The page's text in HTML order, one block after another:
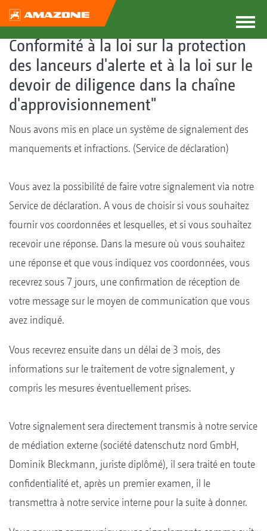
Conformité à la loi sur la protection
des lanceurs d'alerte et à la loi sur le
devoir de diligence dans la chaîne
d'approvisionnement"
Nous avons mis en place un système de signalement des
manquements et infractions. (Service de déclaration)
Vous avez la possibilité de faire votre signalement via notre
Service de déclaration. A vous de choisir si vous souhaitez
fournir vos coordonnées et lesquelles, et si vous souhaitez
recevoir une réponse. Dans la mesure où vous souhaitez
une réponse et que vous indiquez vos coordonnées, vous
recevrez sous 7 jours, une confirmation de réception de
votre message sur le moyen de communication que vous
avez indiqué.
Vous recevrez ensuite dans un délai de 3 mois, des
informations sur le traitement de votre signalement, y
compris les mesures éventuellement prises.
Votre signalement sera directement transmis à notre service
de médiation externe (société datenschutz nord GmbH,
Dominik Bleckmann, juriste diplômé), il sera traité en toute
confidentialité et, après un premier examen, il le
transmettra à notre service interne pour la suite à donner.